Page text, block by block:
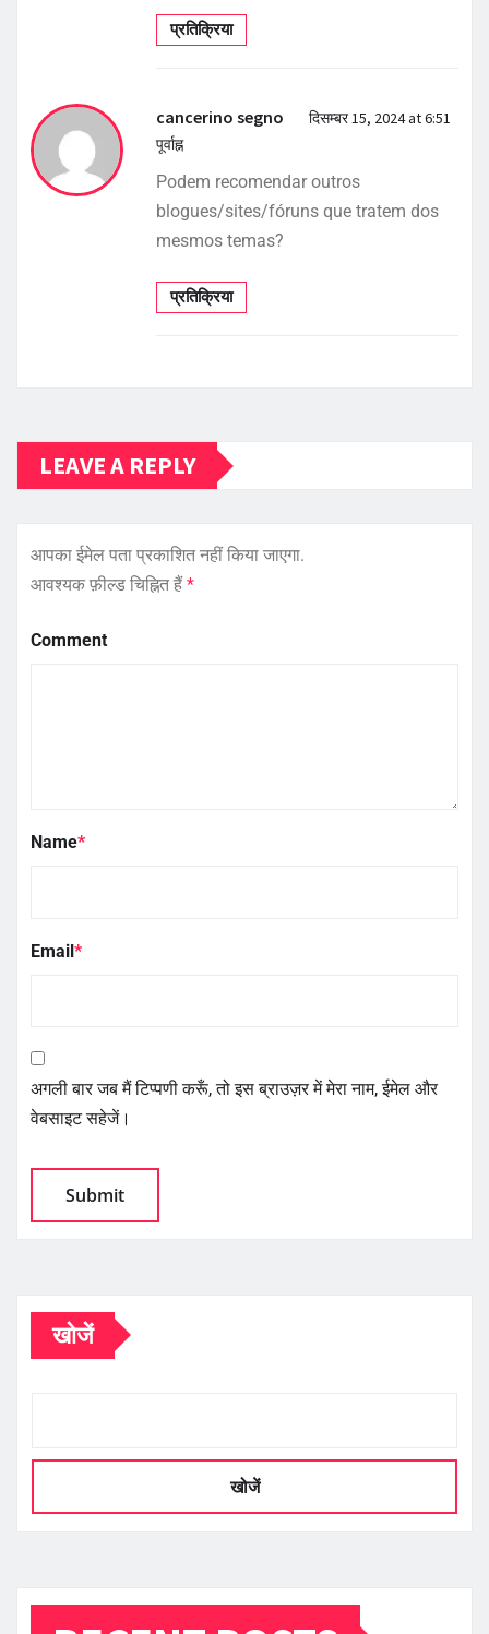
प्रतिक्रिया
cancerino segno
दिसम्बर 15, 2024 at 6:51
पूर्वाह्न
Podem recomendar outros
blogues/sites/fóruns que tratem dos
mesmos temas?
प्रतिक्रिया
LEAVE A REPLY
आपका ईमेल पता प्रकाशित नहीं किया जाएगा.
आवश्यक फ़ील्ड चिह्नित हैं *
Comment
Name*
Email*
अगली बार जब मैं टिप्पणी करूँ, तो इस ब्राउज़र में मेरा नाम, ईमेल और
वेबसाइट सहेजें।
खोजें
खोजें